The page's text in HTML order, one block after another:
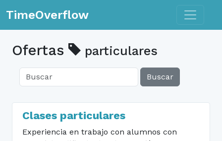
TimeOverflow Toggle
Ofertas particulares
Buscar
Clases particulares
Experiencia en trabajo con alumnos con